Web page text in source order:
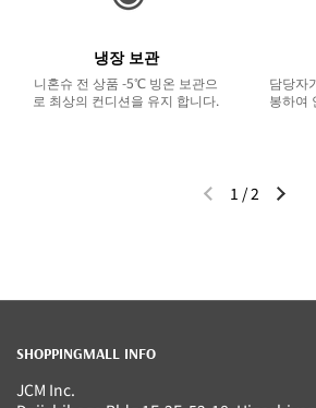
냉장 보관
니혼슈 전 상품 -5℃ 빙온 보관으
로 최상의 컨디션을 유지 합니다.
담당자
봉하여
이전 슬라이드다음
1 /2
SHOPPINGMALL INFO
JCM Inc.